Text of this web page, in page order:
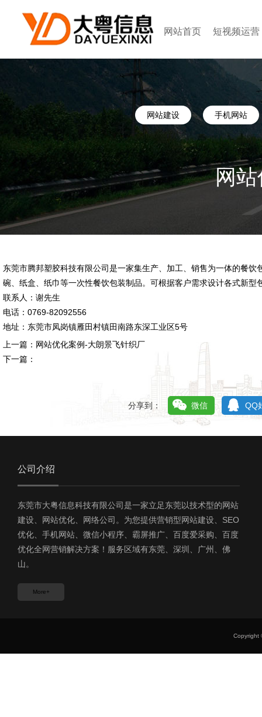
网站首页 短视频运营
网站建设 手机网站
网
东莞市腾邦塑胶科技有限公司是一家集生产、加工、销售为一体的餐
碗、纸盒、纸巾等一次性餐饮包装制品。可根据客户需求设计各式新
联系人：谢先生
电话：0769-82092556
地址：东莞市凤岗镇雁田村镇田南路东深工业区5号
上一篇： 网站优化案例-大朗景飞针织厂
下一篇：
分享到： 微信 QQ
公司介绍
东莞市大粤信息科技有限公司是一家立足东莞以技术型的网站
建设、网站优化、网络公司。为您提供营销型网站建设、SEO
优化、手机网站、微信小程序、霸屏推广、百度爱采购、百度
优化全网营销解决方案！服务区域有东莞、深圳、广州、佛
山。
More+
Copyright